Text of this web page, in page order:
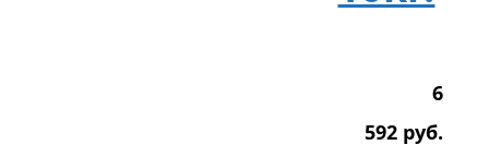
6
592 руб.